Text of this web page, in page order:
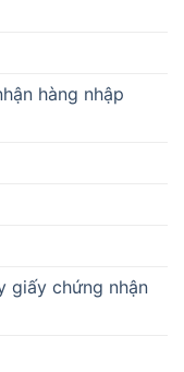
hàng nhập
giấy chứng nhận